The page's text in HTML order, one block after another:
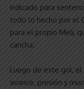
indicado para
todo lo hecho por el
para el propio Meli,
cancha.
Luego de este gol,
avance, presión y